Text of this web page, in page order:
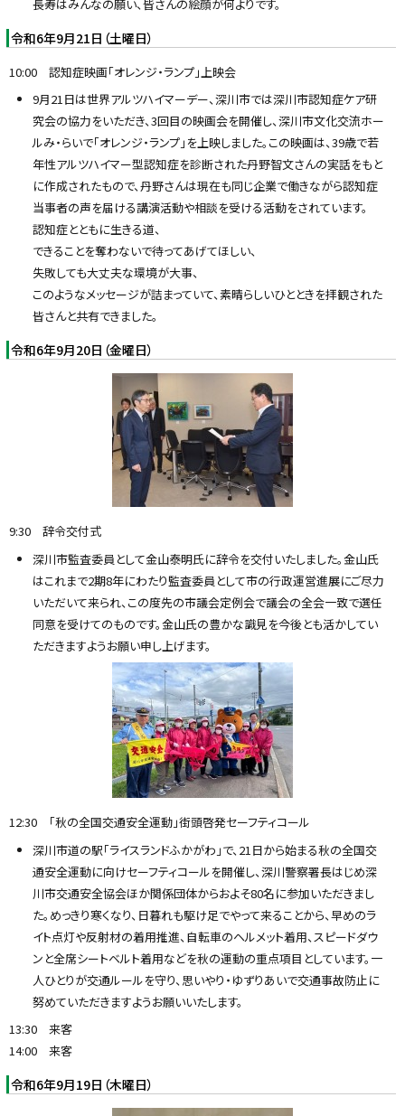
長寿はみんなの願い、皆さんの絵顔が何よりです。
令和6年9月21日（土曜日）
10:00 認知症映画「オレンジ・ランプ」上映会
9月21日は世界アルツハイマーデー、深川市では深川市認知症ケア研
究会の協力をいただき、3回目の映画会を開催し、深川市文化交流ホー
ルみ・らいで「オレンジ・ランプ」を上映しました。この映画は、39歳で若
年性アルツハイマー型認知症を診断された丹野智文さんの実話をもと
に作成されたもので、丹野さんは現在も同じ企業で働きながら認知症
当事者の声を届ける講演活動や相談を受ける活動をされています。
認知症とともに生きる道、
できることを奪わないで待ってあげてほしい、
失敗しても大丈夫な環境が大事、
このようなメッセージが詰まっていて、素晴らしいひとときを拝観された
皆さんと共有できました。
令和6年9月20日（金曜日）
9:30 辞令交付式
深川市監査委員として金山泰明氏に辞令を交付いたしました。金山氏
はこれまで2期8年にわたり監査委員として市の行政運営進展にご尽力
いただいて来られ、この度先の市議会定例会で議会の全会一致で選任
同意を受けてのものです。金山氏の豊かな識見を今後とも活かしてい
ただきますようお願い申し上げます。
12:30 「秋の全国交通安全運動」街頭啓発セーフティコール
深川市道の駅「ライスランドふかがわ」で、21日から始まる秋の全国交
通安全運動に向けセーフティコールを開催し、深川警察署長はじめ深
川市交通安全協会ほか関係団体からおよそ80名に参加いただきまし
た。めっきり寒くなり、日暮れも駆け足でやって来ることから、早めのラ
イト点灯や反射材の着用推進、自転車のヘルメット着用、スピードダウ
ンと全席シートベルト着用などを秋の運動の重点項目としています。一
人ひとりが交通ルールを守り、思いやり・ゆずりあいで交通事故防止に
努めていただきますようお願いいたします。
13:30 来客
14:00 来客
令和6年9月19日（木曜日）